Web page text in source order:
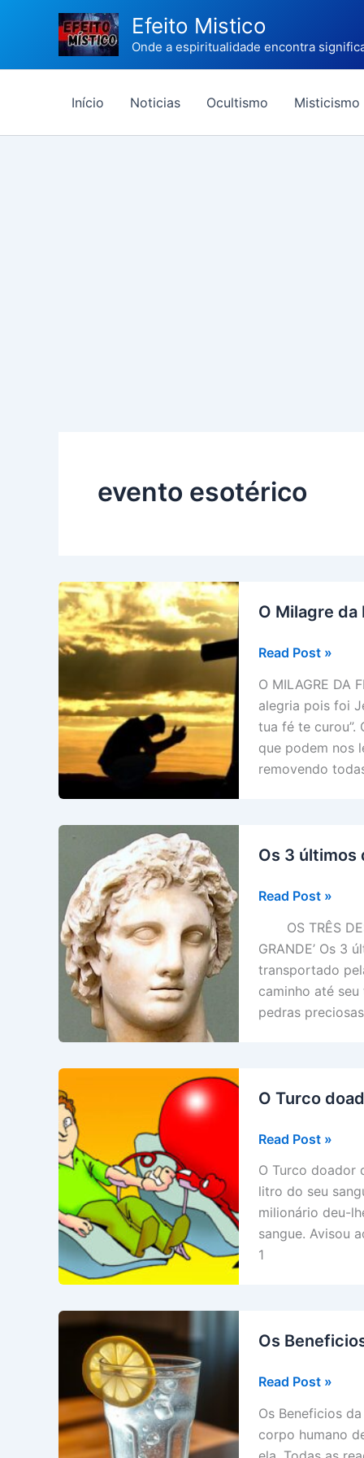
conteúdo
Efeito Mistico
Onde a espiritualidade encontra
Início Noticias Ocultismo Misticismo
evento esotérico
O Milagre da
O
da
Fé
Read Post »
O MILAGRE DA
alegria pois foi
tua fé te curou”.
que podem nos
removendo
Os 3 últimos
Os
últimos
desejos
de
ALEXANDRE
O
Read Post »
OS TRÊS
GRANDE’ Os 3
transportado
caminho até
pedras
O Turco
O
doador
de
sangue
–
ótima
Read Post »
O Turco doador
litro do seu
milionário deu-
sangue. Avisou
1
Os
Os
da
Água
Read Post »
Os Beneficios
corpo humano